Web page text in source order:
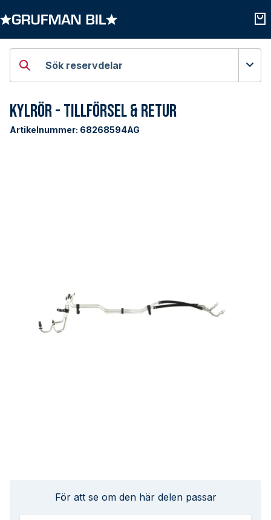
Sök reservdelar
Kylrör - Tillförsel & Retur
Artikelnummer: 68268594AG
För att se om den här delen passar